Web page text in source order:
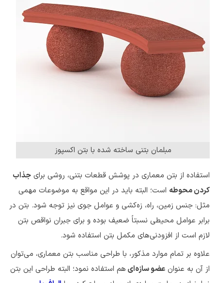
مبلمان بتنی ساخته شده با بتن اکسپوز
استفاده از بتن معماری در پوشش قطعات بتنی، روشی برای جذاب
کردن محوطه است؛ البته باید در این مواقع به موضوعات مهمی
مثل: جنس زمین، راه، زه‌کشی و عوامل جوی نیز توجه شود. بتن در
برابر عوامل محیطی نسبتاً ضعیف بوده و برای جبران نواقص بتن
لازم است از افزودنی‌های مکمل بتن استفاده ‌شود.
علاوه بر تمام موارد مذکور، با طراحی مناسب بتن معماری، می‌توان
از آن به عنوان عضو سازه‌ای هم استفاده نمود؛ البته طراحی این بتن